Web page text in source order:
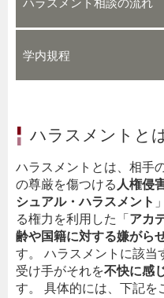
学内規程
ハラスメントと
ハラスメントとは、相手
の尊厳を傷つける 人権侵
シュアル・ハラスメント
る権力を利用した「 アカ
齢や国籍に対する嫌がら
す。 ハラスメントに該当
受け手がそれを不快に感
す。 具体的には、下記を